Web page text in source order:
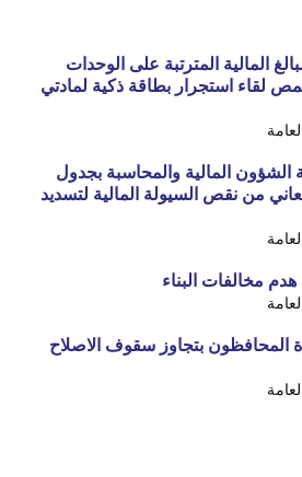
المالية المترتبة على الوحدات
لقاء استجرار بطاقة ذكية لمادتي
المالية والمحاسبة بجدول
تعاني من نقص السيولة المالية لتسديد
مخالفات البناء
بتجاوز سقوف الاصلاح